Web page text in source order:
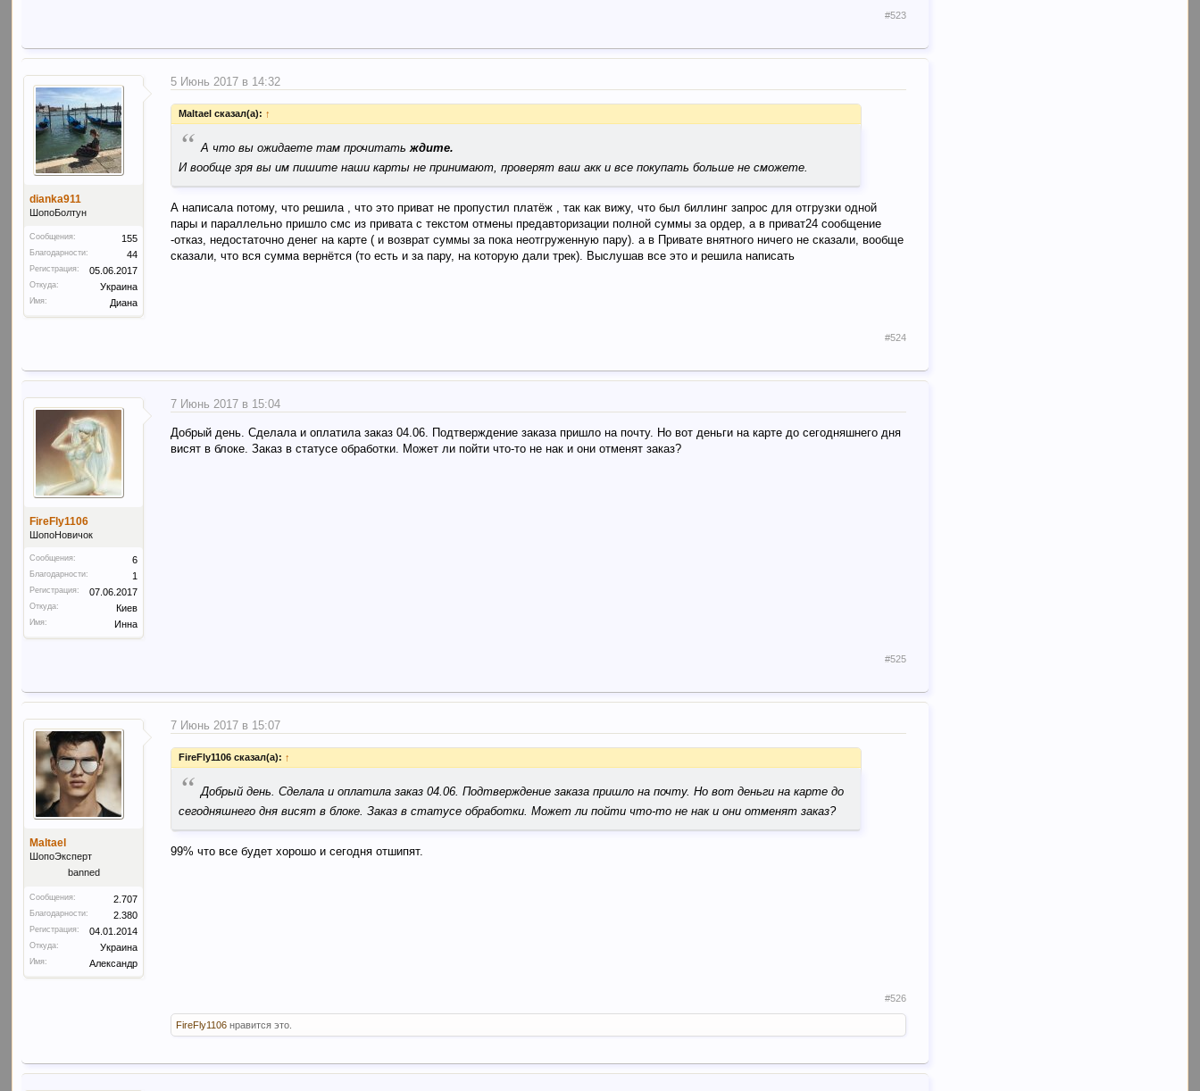
#523
dianka911
ШопоБолтун
Сообщения: 155
Благодарности: 44
Регистрация: 05.06.2017
Откуда: Украина
Имя: Диана
5 Июнь 2017 в 14:32
Maltael сказал(а): ↑
“ А что вы ожидаете там прочитатьждите.
И вообще зря вы им пишите наши карты не принимают, проверят ваш акк и все покупать больше не сможете.
А написала потому, что решила , что это приват не пропустил платёж , так как вижу, что был биллинг запрос для отгрузки одной
пары и параллельно пришло смс из привата с текстом отмены предавторизации полной суммы за ордер, а в приват24 сообщение
-отказ, недостаточно денег на карте ( и возврат суммы за пока неотгруженную пару). а в Привате внятного ничего не сказали, вообще
сказали, что вся сумма вернётся (то есть и за пару, на которую дали трек). Выслушав все это и решила написать
#524
FireFly1106
ШопоНовичок
Сообщения: 6
Благодарности: 1
Регистрация: 07.06.2017
Откуда: Киев
Имя: Инна
7 Июнь 2017 в 15:04
Добрый день. Сделала и оплатила заказ 04.06. Подтверждение заказа пришло на почту. Но вот деньги на карте до сегодняшнего дня
висят в блоке. Заказ в статусе обработки. Может ли пойти что-то не нак и они отменят заказ?
#525
Maltael
ШопоЭксперт
banned
Сообщения: 2.707
Благодарности: 2.380
Регистрация: 04.01.2014
Откуда: Украина
Имя: Александр
7 Июнь 2017 в 15:07
FireFly1106 сказал(а): ↑
“ Добрый день. Сделала и оплатила заказ 04.06. Подтверждение заказа пришло на почту. Но вот деньги на карте до
сегодняшнего дня висят в блоке. Заказ в статусе обработки. Может ли пойти что-то не нак и они отменят заказ?
99% что все будет хорошо и сегодня отшипят.
#526
FireFly1106 нравится это.